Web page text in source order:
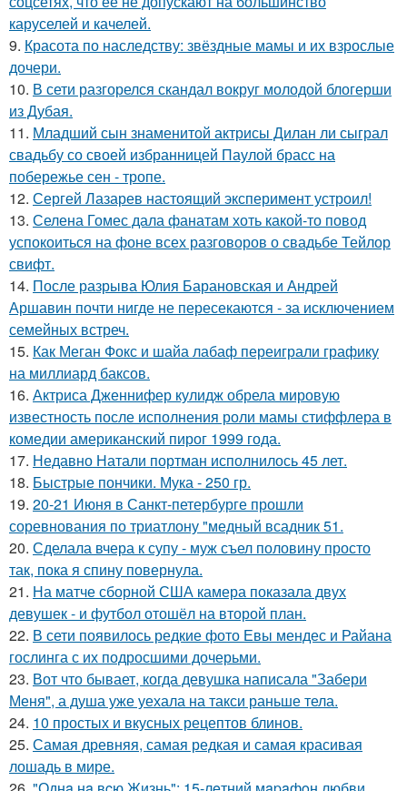
каруселей и качелей.
9. Красота по наследству: звёздные мамы и их взрослые
дочери.
10. В сети разгорелся скандал вокруг молодой блогерши
из Дубая.
11. Младший сын знаменитой актрисы Дилан ли сыграл
свадьбу со своей избранницей Паулой брасс на
побережье сен - тропе.
12. Сергей Лазарев настоящий эксперимент устроил!
13. Селена Гомес дала фанатам хоть какой-то повод
успокоиться на фоне всех разговоров о свадьбе Тейлор
свифт.
14. После разрыва Юлия Барановская и Андрей
Аршавин почти нигде не пересекаются - за исключением
семейных встреч.
15. Как Меган Фокс и шайа лабаф переиграли графику
на миллиард баксов.
16. Актриса Дженнифер кулидж обрела мировую
известность после исполнения роли мамы стиффлера в
комедии американский пирог 1999 года.
17. Недавно Натали портман исполнилось 45 лет.
18. Быстрые пончики. Мука - 250 гр.
19. 20-21 Июня в Санкт-петербурге прошли
соревнования по триатлону "медный всадник 51.
20. Сделала вчера к супу - муж съел половину просто
так, пока я спину повернула.
21. На матче сборной США камера показала двух
девушек - и футбол отошёл на второй план.
22. В сети появилось редкие фото Евы мендес и Райана
гослинга с их подросшими дочерьми.
23. Вот что бывает, когда девушка написала "Забери
Меня", а душа уже уехала на такси раньше тела.
24. 10 простых и вкусных рецептов блинов.
25. Самая древняя, самая редкая и самая красивая
лошадь в мире.